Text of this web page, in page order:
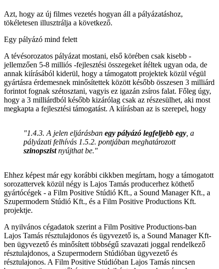
Azt, hogy az új filmes vezetés hogyan áll a pályázatáshoz,
tökéletesen illusztrálja a következő.
Egy pályázó mind felett
A tévésorozatos pályázat mostani, első körében csak kisebb -
jellemzően 5-8 milliós -fejlesztési összegeket ítéltek ugyan oda, de
annak kiírásából kiderül, hogy a támogatott projektek közül végül
gyártásra érdemesnek minősítettek között később összesen 3 milliárd
forintot fognak szétosztani, vagyis ez igazán zsíros falat. Főleg úgy,
hogy a 3 milliárdból később kizárólag csak az részesülhet, aki most
megkapta a fejlesztési támogatást. A kiírásban az is szerepel, hogy
"1.4.3. A jelen eljárásban egy pályázó legfeljebb egy , a
pályázati felhívás 1.5.2. pontjában meghatározott
szinopszistnyújthat be."
Ehhez képest már egy korábbi cikkben megírtam, hogy a támogatott
sorozattervek közül négy is Lajos Tamás producerhez köthető
gyártócégek - a Film Positive Stúdió Kft., a Sound Manager Kft., a
Szupermodern Stúdió Kft., és a Film Positive Productions Kft.
projektje.
A nyilvános cégadatok szerint a Film Positive Productions-ban
Lajos Tamás résztulajdonos és ügyvezető is, a Sound Manager Kft-
ben ügyvezető és minősített többségű szavazati joggal rendelkező
résztulajdonos, a Szupermodern Stúdióban ügyvezető és
résztulajonos. A Film Positive Stúdióban Lajos Tamás nincsen